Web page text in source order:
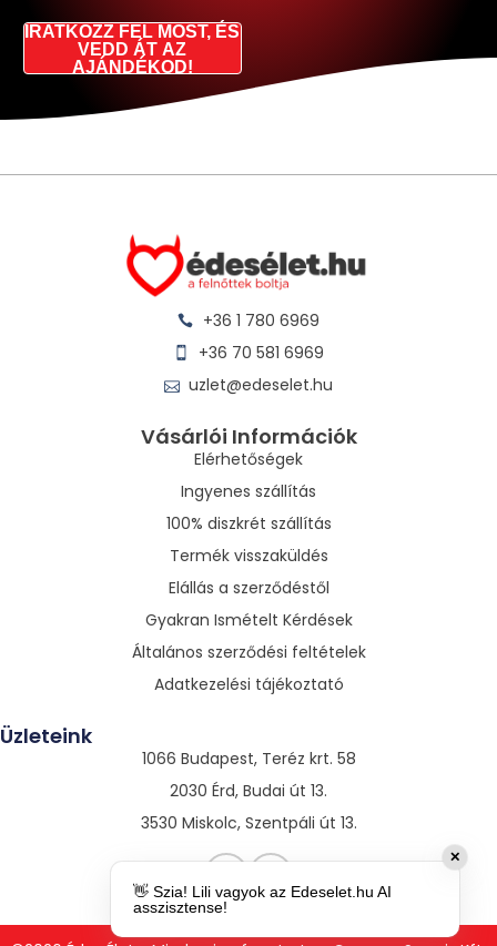
IRATKOZZ FEL MOST, ÉS
VEDD ÁT AZ
AJÁNDÉKOD!
+36 1 780 6969
+36 70 581 6969
uzlet@edeselet.hu
Vásárlói Információk
Elérhetőségek
Ingyenes szállítás
100% diszkrét szállítás
Termék visszaküldés
Elállás a szerződéstől
Gyakran Ismételt Kérdések
Általános szerződési feltételek
Adatkezelési tájékoztató
Üzleteink
1066 Budapest, Teréz krt. 58
2030 Érd, Budai út 13.
3530 Miskolc, Szentpáli út 13.
✕
👋 Szia! Lili vagyok az Edeselet.hu AI
asszisztense!